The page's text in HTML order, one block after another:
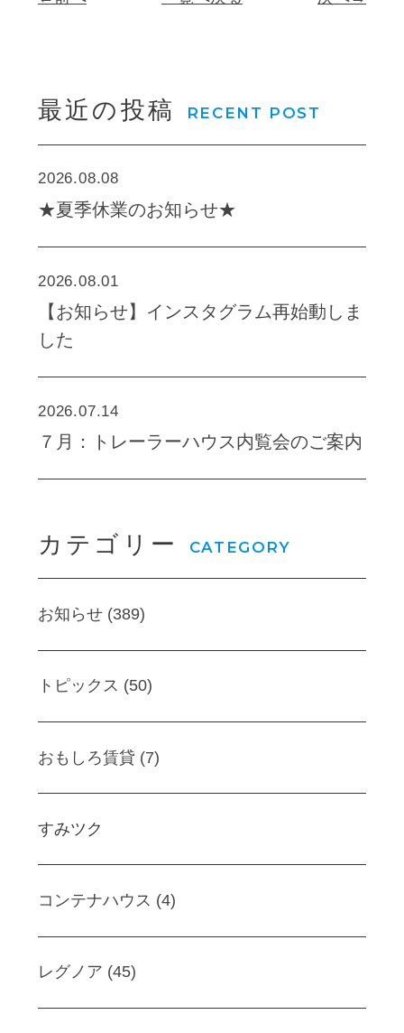
最近の投稿 RECENT POST
2026.08.08
★夏季休業のお知らせ★
2026.08.01
【お知らせ】インスタグラム再始動しま
した
2026.07.14
７月：トレーラーハウス内覧会のご案内
カテゴリー CATEGORY
お知らせ (389)
トピックス (50)
おもしろ賃貸 (7)
すみツク
コンテナハウス (4)
レグノア (45)